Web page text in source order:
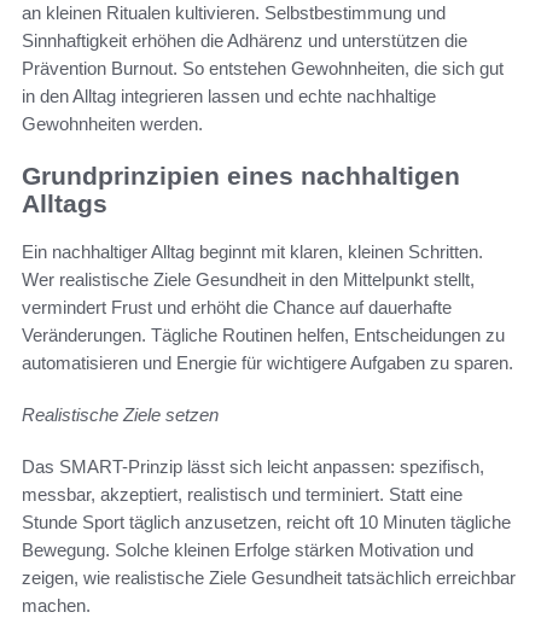
an kleinen Ritualen kultivieren. Selbstbestimmung und
Sinnhaftigkeit erhöhen die Adhärenz und unterstützen die
Prävention Burnout. So entstehen Gewohnheiten, die sich gut
in den Alltag integrieren lassen und echte nachhaltige
Gewohnheiten werden.
Grundprinzipien eines nachhaltigen
Alltags
Ein nachhaltiger Alltag beginnt mit klaren, kleinen Schritten.
Wer realistische Ziele Gesundheit in den Mittelpunkt stellt,
vermindert Frust und erhöht die Chance auf dauerhafte
Veränderungen. Tägliche Routinen helfen, Entscheidungen zu
automatisieren und Energie für wichtigere Aufgaben zu sparen.
Realistische Ziele setzen
Das SMART-Prinzip lässt sich leicht anpassen: spezifisch,
messbar, akzeptiert, realistisch und terminiert. Statt eine
Stunde Sport täglich anzusetzen, reicht oft 10 Minuten tägliche
Bewegung. Solche kleinen Erfolge stärken Motivation und
zeigen, wie realistische Ziele Gesundheit tatsächlich erreichbar
machen.